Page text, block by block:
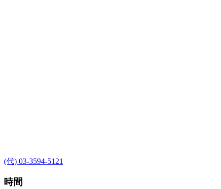
(代) 03-3594-5121
時間